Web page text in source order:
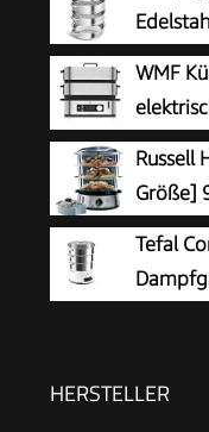
Kochgeschirr mit
Gemüse,
und Pasta (Vier)
WMF
Dampfgarer,
Russell
Größe]
Reisschale/
Tefal
gesunde
HERSTELLER